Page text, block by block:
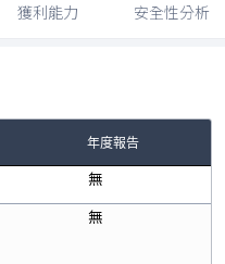
獲利能力 安全性分析
年度報告
無
無